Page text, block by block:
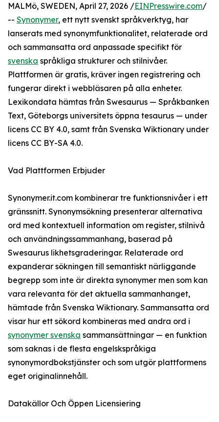
MALMö, SWEDEN, April 27, 2026 /EINPresswire.com/
-- Synonymer, ett nytt svenskt språkverktyg, har
lanserats med synonymfunktionalitet, relaterade ord
och sammansatta ord anpassade specifikt för
svenska språkliga strukturer och stilnivåer.
Plattformen är gratis, kräver ingen registrering och
fungerar direkt i webbläsaren på alla enheter.
Lexikondata hämtas från Swesaurus — Språkbanken
Text, Göteborgs universitets öppna tesaurus — under
licens CC BY 4.0, samt från Svenska Wiktionary under
licens CC BY-SA 4.0.
Vad Plattformen Erbjuder
Synonymer.it.com kombinerar tre funktionsnivåer i ett
gränssnitt. Synonymsökning presenterar alternativa
ord med kontextuell information om register, stilnivå
och användningssammanhang, baserad på
Swesaurus likhetsgraderingar. Relaterade ord
expanderar sökningen till semantiskt närliggande
begrepp som inte är direkta synonymer men som kan
vara relevanta för det aktuella sammanhanget,
hämtade från Svenska Wiktionary. Sammansatta ord
visar hur ett sökord kombineras med andra ord i
synonymer svenska sammansättningar — en funktion
som saknas i de flesta engelskspråkiga
synonymordbokstjänster och som utgör plattformens
eget originalinnehåll.
Datakällor Och Öppen Licensiering